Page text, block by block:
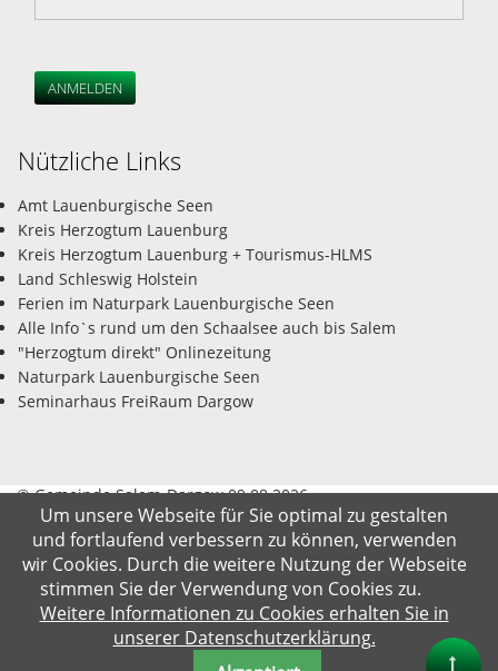
ANMELDEN
Nützliche Links
Amt Lauenburgische Seen
Kreis Herzogtum Lauenburg
Kreis Herzogtum Lauenburg + Tourismus-HLMS
Land Schleswig Holstein
Ferien im Naturpark Lauenburgische Seen
Alle Info`s rund um den Schaalsee auch bis Salem
"Herzogtum direkt" Onlinezeitung
Naturpark Lauenburgische Seen
Seminarhaus FreiRaum Dargow
© Gemeinde Salem-Dargow 09.08.2026
Impressum Datenschutz Kontakt Suche
Um unsere Webseite für Sie optimal zu gestalten
und fortlaufend verbessern zu können, verwenden
wir Cookies. Durch die weitere Nutzung der Webseite
stimmen Sie der Verwendung von Cookies zu.
Weitere Informationen zu Cookies erhalten Sie in
unserer Datenschutzerklärung.